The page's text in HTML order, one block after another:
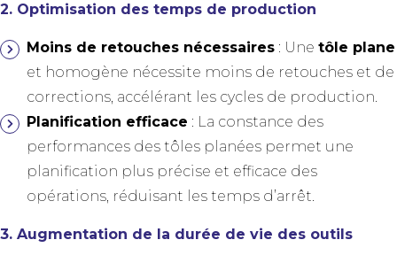
2. Optimisation des temps de production
Moins de retouches nécessaires : Une tôle plane
et homogène nécessite moins de retouches et de
corrections, accélérant les cycles de production.
Planification efficace : La constance des
performances des tôles planées permet une
planification plus précise et efficace des
opérations, réduisant les temps d’arrêt.
3. Augmentation de la durée de vie des outils